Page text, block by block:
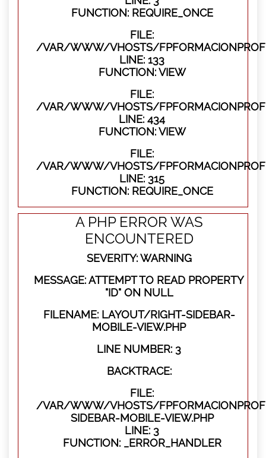
FUNCTION: REQUIRE_ONCE
FILE:
/VAR/WWW/VHOSTS/
LINE: 133
FUNCTION: VIEW
FILE:
/VAR/WWW/VHOSTS/
LINE: 434
FUNCTION: VIEW
FILE:
/VAR/WWW/VHOSTS/
LINE: 315
FUNCTION: REQUIRE_ONCE
A PHP ERROR WAS
ENCOUNTERED
SEVERITY: WARNING
MESSAGE: ATTEMPT TO READ PROPERTY
"ID" ON NULL
FILENAME: LAYOUT/RIGHT-SIDEBAR-
MOBILE-VIEW.PHP
LINE NUMBER: 3
BACKTRACE:
FILE:
/VAR/WWW/VHOSTS/
SIDEBAR-MOBILE-VIEW.PHP
LINE: 3
FUNCTION: _ERROR_HANDLER